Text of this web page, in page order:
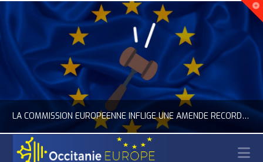
LA COMMISSION EUROPÉENNE INFLIGE UNE AMENDE RECORD À GOOGLE